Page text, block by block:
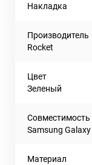
Накладка
Производитель
Rocket
Цвет
Зеленый
Совместимость
Samsung
Материал